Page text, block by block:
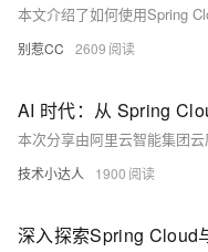
别惹CC 2609
AI 时代：从 Spring
技术小达人 1900